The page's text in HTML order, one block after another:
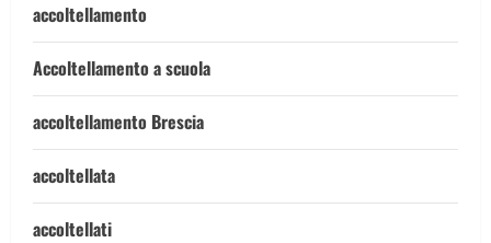
accoltellamento
Accoltellamento a scuola
accoltellamento Brescia
accoltellata
accoltellati